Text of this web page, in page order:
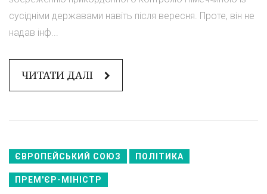
сусідніми державами навіть після вересня. Проте, він не
надав інф...
ЧИТАТИ ДАЛІ
ЄВРОПЕЙСЬКИЙ СОЮЗ ПОЛІТИКА
ПРЕМ'ЄР-МІНІСТР